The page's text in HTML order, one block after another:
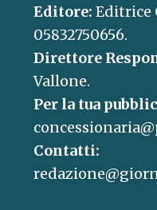
Editore: Editrice
05832750656.
Direttore
Vallone.
Per la tua
Contatti: